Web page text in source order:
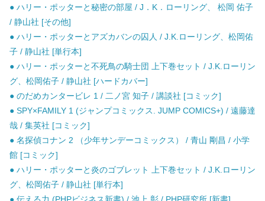
● ハリー・ポッターと秘密の部屋 / J．K．ローリング、 松岡 佑子
/ 静山社 [その他]
● ハリー・ポッターとアズカバンの囚人 / J.K.ローリング、松岡佑
子 / 静山社 [単行本]
● ハリー・ポッターと不死鳥の騎士団 上下巻セット / J.K.ローリン
グ、松岡佑子 / 静山社 [ハードカバー]
● のだめカンタービレ 1 / 二ノ宮 知子 / 講談社 [コミック]
● SPY×FAMILY 1 (ジャンプコミックス. JUMP COMICS+) / 遠藤達
哉 / 集英社 [コミック]
● 名探偵コナン 2 （少年サンデーコミックス） / 青山 剛昌 / 小学
館 [コミック]
● ハリー・ポッターと炎のゴブレット 上下巻セット / J.K.ローリン
グ、松岡佑子 / 静山社 [単行本]